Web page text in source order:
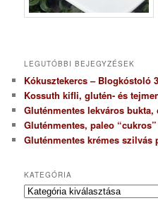
LEGUTÓBBI BEJEGYZÉSEK
Kókusztekercs – Blogkóstoló
Kossuth kifli, glutén- és
Gluténmentes lekváros
Gluténmentes, paleo
Gluténmentes krémes szilvás
KATEGÓRIA
K